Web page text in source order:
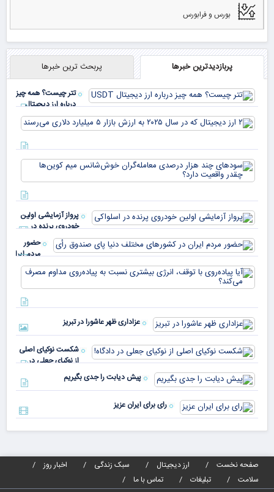
بورس و فرابورس
پربازدیدترین خبرها پربحث ترین خبرها
تتر چیست؟ همه چیز
درباره ارز دیجیتال
USDT
پرواز آزمایشی اولین
خودروی پرنده در
اسلواکی
حضور
مردم ایران
در
کشورهای
مختلف
دنیا پای
صندوق
عزاداری ظهر عاشورا در تبریز
شکست نوکیای اصلی
از نوکیای جعلی در
دادگاه!
پیش دیابت را جدی بگیریم
رای برای ایران عزیز
صفحه نخست ارز دیجیتال سبک زندگی
اخبار روز
سلامت
تبلیغات تماس با ما